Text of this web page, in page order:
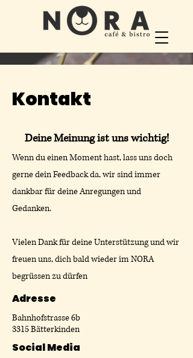
Kontakt
Deine Meinung ist uns wichtig!
Wenn du einen Moment hast, lass uns doch
gerne dein Feedback da, wir sind immer
dankbar für deine Anregungen und
Gedanken.
Vielen Dank für deine Unterstützung und wir
freuen uns, dich bald wieder im NORA
begrüssen zu dürfen
Adresse
Bahnhofstrasse 6b
3315 Bätterkinden
Social Media